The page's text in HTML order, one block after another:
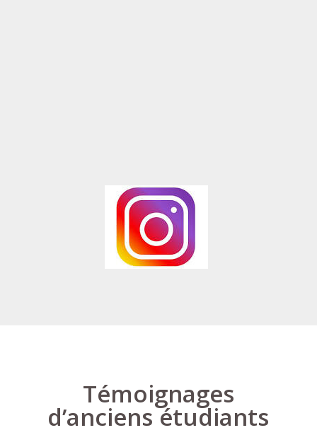
Témoignages
d’anciens étudiants